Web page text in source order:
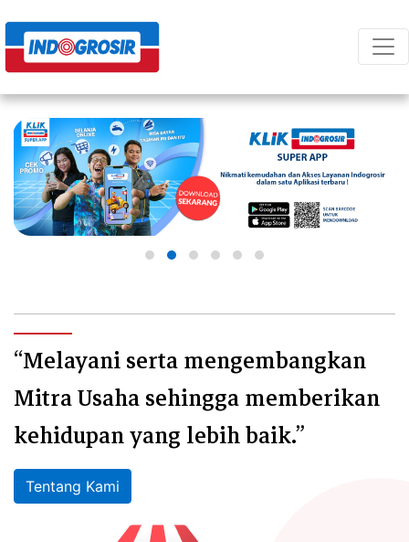
“Melayani serta mengembangkan
Mitra Usaha sehingga memberikan
kehidupan yang lebih baik.”
Tentang Kami